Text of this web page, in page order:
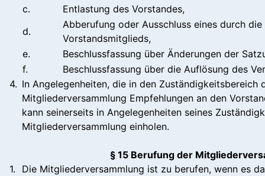
c.
Entlastung des Vorstandes,
d.
Abberufung oder Ausschluss eines durch
Vorstandsmitglieds,
e.
Beschlussfassung über Änderungen der
f.
Beschlussfassung über die Auflösung des
4. In Angelegenheiten, die in den Zuständigkeitsbereich
Mitgliederversammlung Empfehlungen an den
kann seinerseits in Angelegenheiten seines
Mitgliederversammlung einholen.
§ 15 Berufung der
1.
Die Mitgliederversammlung ist zu berufen, wenn es